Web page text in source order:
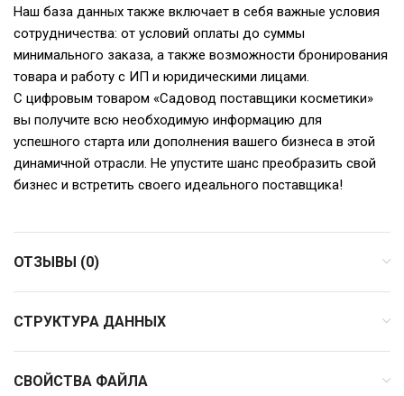
Наш база данных также включает в себя важные условия
сотрудничества: от условий оплаты до суммы
минимального заказа, а также возможности бронирования
товара и работу с ИП и юридическими лицами.
С цифровым товаром «Садовод поставщики косметики»
вы получите всю необходимую информацию для
успешного старта или дополнения вашего бизнеса в этой
динамичной отрасли. Не упустите шанс преобразить свой
бизнес и встретить своего идеального поставщика!
ОТЗЫВЫ (0)
СТРУКТУРА ДАННЫХ
СВОЙСТВА ФАЙЛА